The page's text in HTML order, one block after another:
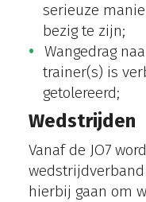
serieuze
bezig te zijn;
Wangedrag
trainer(s) is
getolereerd;
Wedstrijden
Vanaf de JO7
hierbij gaan om